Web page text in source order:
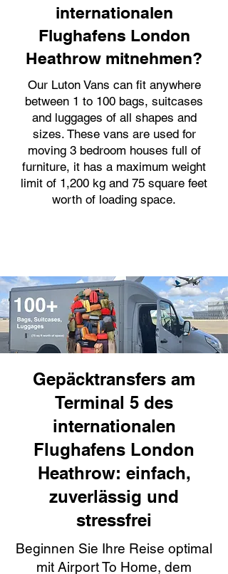
internationalen
Flughafens London
Heathrow mitnehmen?
Our Luton Vans can fit anywhere
between 1 to 100 bags, suitcases
and luggages of all shapes and
sizes. These vans are used for
moving 3 bedroom houses full of
furniture, it has a maximum weight
limit of 1,200 kg and 75 square feet
worth of loading space.
Gepäcktransfers am
Terminal 5 des
internationalen
Flughafens London
Heathrow: einfach,
zuverlässig und
stressfrei
Beginnen Sie Ihre Reise optimal
mit Airport To Home, dem